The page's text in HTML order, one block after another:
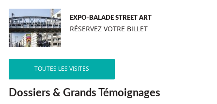
EXPO-BALADE STREET ART
RÉSERVEZ VOTRE BILLET
TOUTES LES VISITES
Dossiers & Grands Témoignages